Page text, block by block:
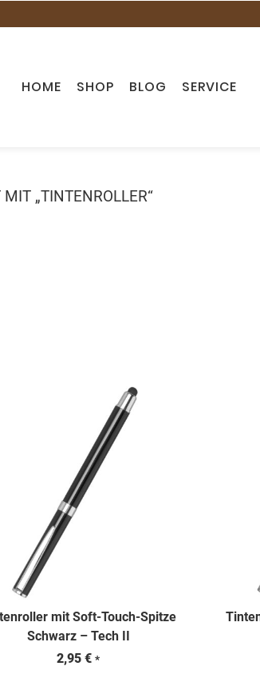
HOME SHOP BLOG SERVICE
„TINTENROLLER“
mit Soft-Touch-Spitze
Schwarz – Tech II
2,95€ *